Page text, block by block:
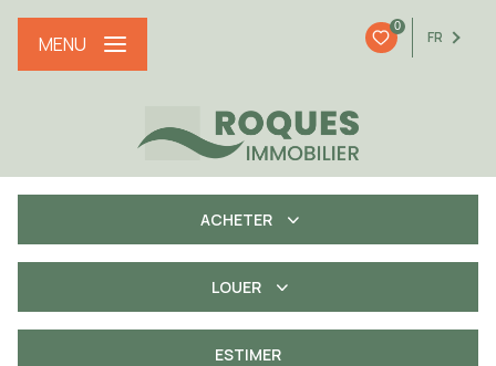
0
FR
MENU
ACHETER
De l'immo pro
LOUER
ESTIMER